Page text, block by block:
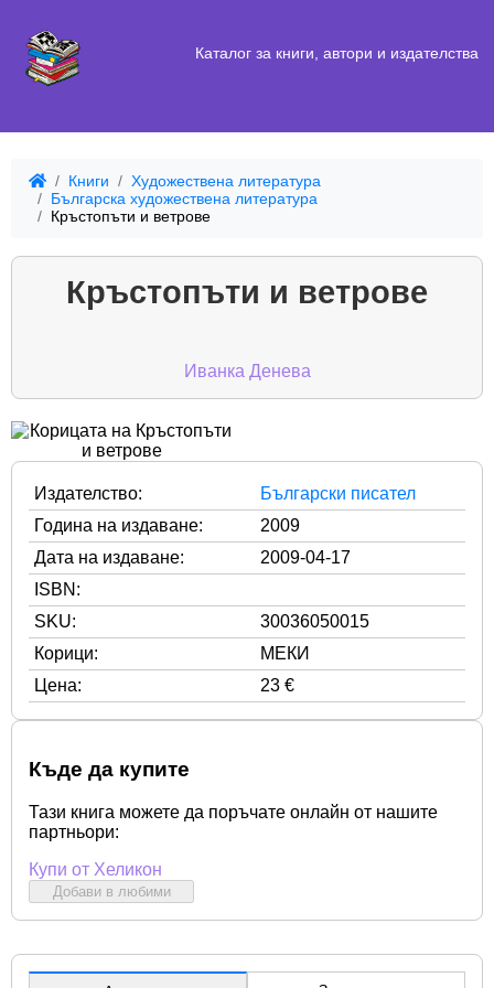
Каталог за книги, автори и издателства
Книги
Художествена литература
Българска художествена литература
Кръстопъти и ветрове
Кръстопъти и ветрове
Иванка Денева
Издателство:
Български писател
Година на издаване:
2009
Дата на издаване:
2009-04-17
ISBN:
SKU:
30036050015
Корици:
МЕКИ
Цена:
23 €
Къде да купите
Тази книга можете да поръчате онлайн от нашите
партньори:
Купи от Хеликон
Добави в любими